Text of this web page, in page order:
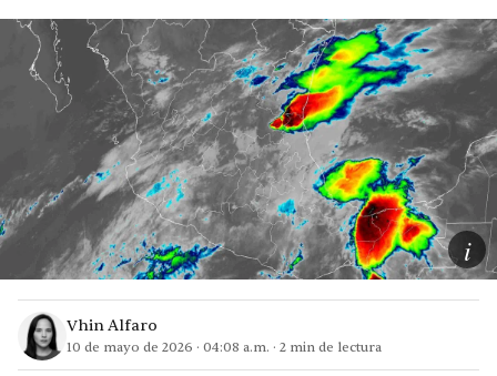
i
Vhin Alfaro
10 de mayo de 2026 · 04:08 a.m. · 2 min de lectura